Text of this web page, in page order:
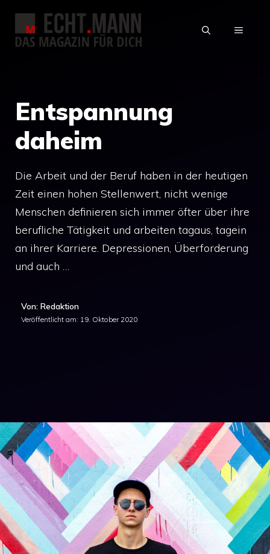
Inhalt
springen
MENÜ
Entspannung
daheim
Die Arbeit und der Beruf haben in der heutigen
Zeit einen hohen Stellenwert, nicht wenige
Menschen definieren sich immer öfter über ihre
berufliche Tätigkeit und arbeiten tagaus, tagein
an ihrer Karriere. Depressionen, Überforderung
und auch …
Von: Redaktion
Veröffentlicht am: 19. Oktober 2020